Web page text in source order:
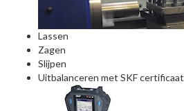
Lassen
Zagen
Slijpen
Uitbalanceren met SKF certificaat